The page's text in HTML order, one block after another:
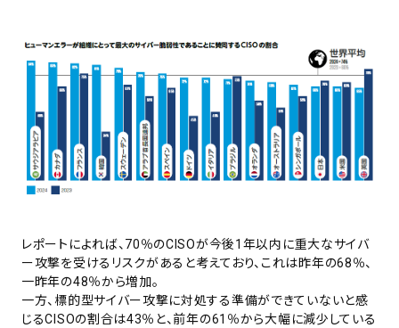
レポートによれば、70％のCISOが今後1年以内に重大なサイバ
ー攻撃を受けるリスクがあると考えており、これは昨年の68％、
一昨年の48％から増加。
一方、標的型サイバー攻撃に対処する準備ができていないと感
じるCISOの割合は43％と、前年の61％から大幅に減少している